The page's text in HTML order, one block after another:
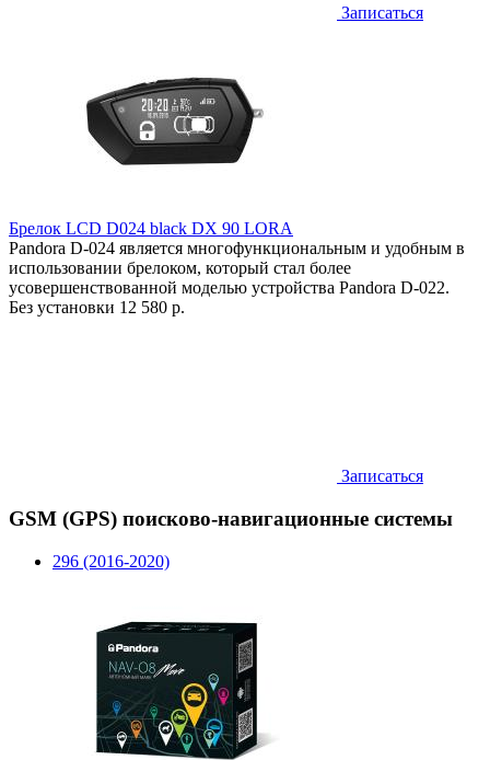
Записаться
Брелок LCD D024 black DX 90 LORA
Pandora D-024 является многофункциональным и удобным в
использовании брелоком, который стал более
усовершенствованной моделью устройства Pandora D-022.
Без установки 12 580 р.
Записаться
GSM (GPS) поисково-навигационные системы
296 (2016-2020)